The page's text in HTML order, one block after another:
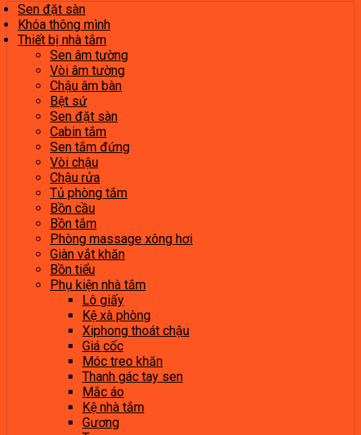
Sen đặt sàn
Khóa thông mình
Thiết bị nhà tắm
Sen âm tường
Vòi âm tường
Chậu âm bàn
Bệt sứ
Sen đặt sàn
Cabin tắm
Sen tắm đứng
Vòi chậu
Chậu rửa
Tủ phòng tắm
Bồn cầu
Bồn tắm
Phòng massage xông hơi
Giàn vắt khăn
Bồn tiểu
Phụ kiện nhà tắm
Lô giấy
Kệ xà phòng
Xiphong thoát chậu
Giá cốc
Móc treo khăn
Thanh gác tay sen
Mắc áo
Kệ nhà tắm
Gương